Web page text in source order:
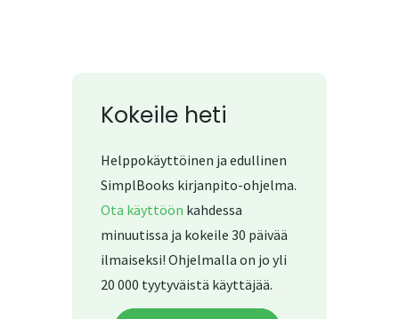
Kokeile heti
Helppokäyttöinen ja edullinen
SimplBooks kirjanpito-ohjelma.
Ota käyttöön kahdessa
minuutissa ja kokeile 30 päivää
ilmaiseksi! Ohjelmalla on jo yli
20 000 tyytyväistä käyttäjää.